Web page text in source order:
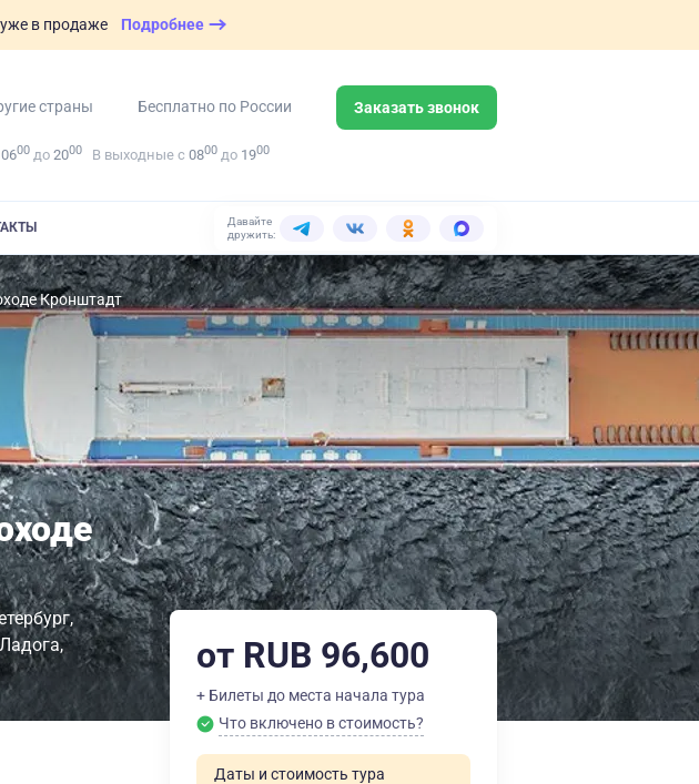
в продаже Подробнее
страны Бесплатно по России Заказать звонок
0600 до 2000 В выходные с 0800 до 1900
Давайте
дружить:
Кронштадт
от RUB 96,600
+ Билеты до места начала тура
Что включено в стоимость?
Даты и стоимость тура